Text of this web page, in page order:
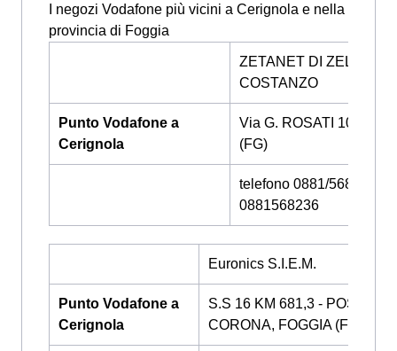
I negozi Vodafone più vicini a Cerignola e nella
provincia di Foggia
ZETANET DI ZELANO
COSTANZO
Punto Vodafone a
Cerignola
Via G. ROSATI 10,
(FG)
telefono 0881/568236 -
0881568236
Euronics S.I.E.M.
Punto Vodafone a
Cerignola
S.S 16 KM 681,3 - POSTA
CORONA, FOGGIA (FG)